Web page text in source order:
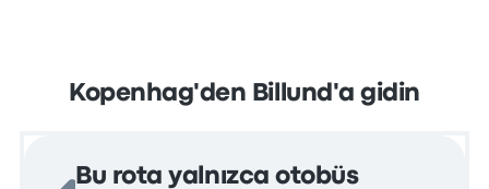
Kopenhag'den Billund'a gidin
Bu rota yalnızca otobüs